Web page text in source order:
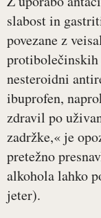
slabost in
povezane z
nesteroidni
ibuprofen,
zdravil po
zadržke,« je
pretežno
alkohola lahko
jeter).